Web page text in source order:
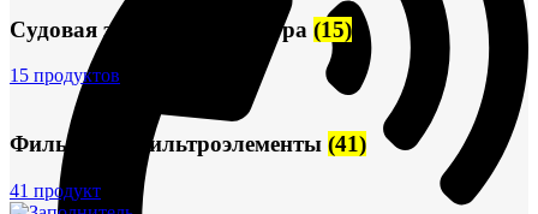
Судовая запорная арматура (15)
15 продуктов
Фильтры и фильтроэлементы (41)
41 продукт